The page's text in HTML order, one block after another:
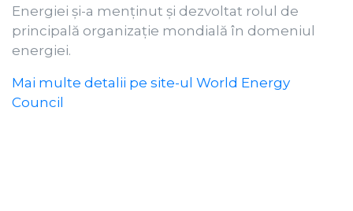
Energiei și-a menținut și dezvoltat rolul de
principală organizație mondială în domeniul
energiei.
Mai multe detalii pe site-ul World Energy
Council